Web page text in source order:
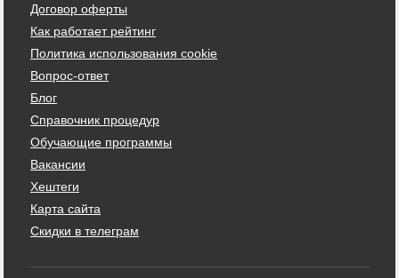
Договор оферты
Как работает рейтинг
Политика использования cookie
Вопрос-ответ
Блог
Справочник процедур
Обучающие программы
Вакансии
Хештеги
Карта сайта
Скидки в телеграм